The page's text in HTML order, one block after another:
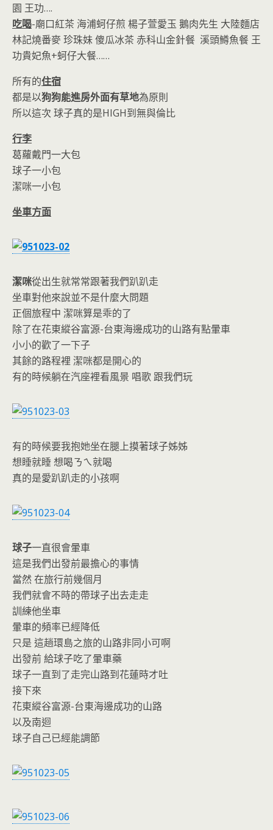
園 王功….
吃喝-廟口紅茶 海浦蚵仔煎 楊子萱愛玉 鵝肉先生 大陸麵店
林記燒番麥 珍珠妹 傻瓜冰茶 赤科山金針餐 溪頭鱒魚餐 王
功貴妃魚+蚵仔大餐……
所有的住宿
都是以狗狗能進房外面有草地為原則
所以這次 球子真的是HIGH到無與倫比
行李
葛蘿戴門一大包
球子一小包
潔咪一小包
坐車方面
潔咪從出生就常常跟著我們趴趴走
坐車對他來說並不是什麼大問題
正個旅程中 潔咪算是乖的了
除了在花東縱谷富源-台東海邊成功的山路有點暈車
小小的歡了一下子
其餘的路程裡 潔咪都是開心的
有的時候躺在汽座裡看風景 唱歌 跟我們玩
有的時候要我抱她坐在腿上摸著球子姊姊
想睡就睡 想喝ㄋㄟ就喝
真的是愛趴趴走的小孩啊
球子一直很會暈車
這是我們出發前最擔心的事情
當然 在旅行前幾個月
我們就會不時的帶球子出去走走
訓練他坐車
暈車的頻率已經降低
只是 這趟環島之旅的山路非同小可啊
出發前 給球子吃了暈車藥
球子一直到了走完山路到花蓮時才吐
接下來
花東縱谷富源-台東海邊成功的山路
以及南迴
球子自己已經能調節